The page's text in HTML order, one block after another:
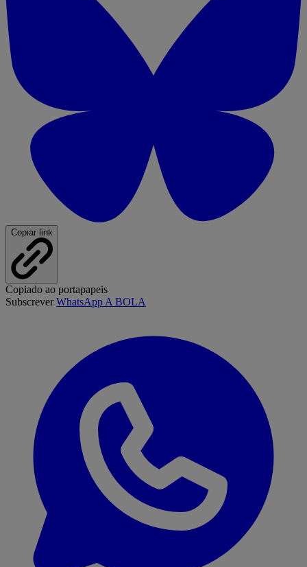
Copiar link
Copiado ao portapapeis
SubscreverWhatsApp A BOLA